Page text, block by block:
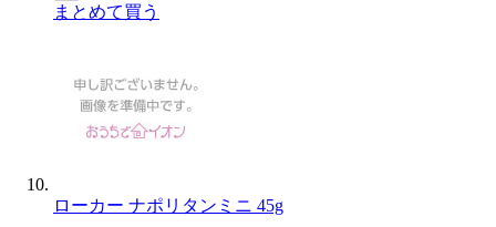
まとめて買う
ローカー ナポリタンミニ 45g